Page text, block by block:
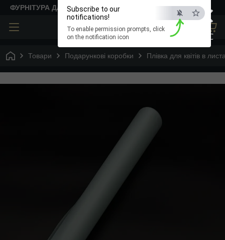
×
ESC
Subscribe to our
notifications!
To enable permission prompts, click
on the notification icon
ФУРНІТУРА ДЛЯ ТВОРЧОСТІ
Товари Подарункові коробки Плівка для квітів в